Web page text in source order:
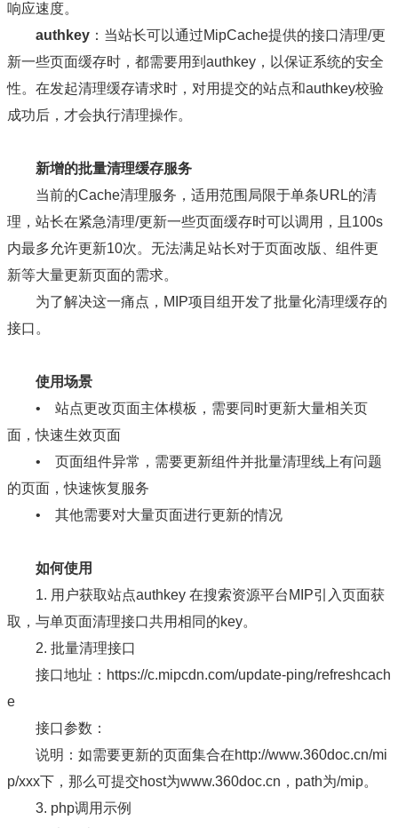
响应速度。
authkey ：当站长可以通过MipCache提供的接口清理/更
新一些页面缓存时，都需要用到authkey，以保证系统的安全
性。在发起清理缓存请求时，对用提交的站点和authkey校验
成功后，才会执行清理操作。
新增的批量清理缓存服务
当前的Cache清理服务，适用范围局限于单条URL的清
理，站长在紧急清理/更新一些页面缓存时可以调用，且100s
内最多允许更新10次。无法满足站长对于页面改版、组件更
新等大量更新页面的需求。
为了解决这一痛点，MIP项目组开发了批量化清理缓存的
接口。
使用场景
• 站点更改页面主体模板，需要同时更新大量相关页
面，快速生效页面
• 页面组件异常，需要更新组件并批量清理线上有问题
的页面，快速恢复服务
• 其他需要对大量页面进行更新的情况
如何使用
1. 用户获取站点authkey 在搜索资源平台MIP引入页面获
取，与单页面清理接口共用相同的key。
2. 批量清理接口
接口地址：https://c.mipcdn.com/update-ping/refreshcach
e
接口参数：
说明：如需要更新的页面集合在http://www.360doc.cn/mi
p/xxx下，那么可提交host为www.360doc.cn，path为/mip。
3. php调用示例